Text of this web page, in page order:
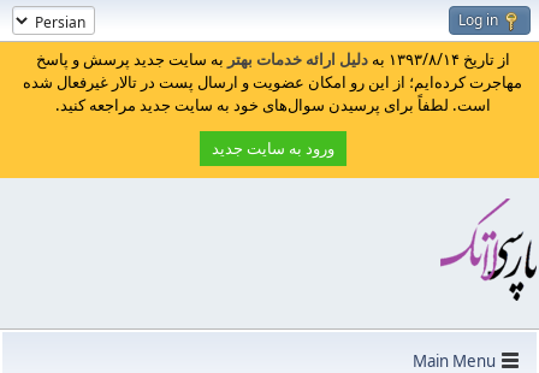
Log in
از تاریخ ۱۳۹۳/۸/۱۴ به دلیل ارائه خدمات بهتر به سایت جدید پرسش و پاسخ
مهاجرت کرده‌ایم؛ از این رو امکان عضویت و ارسال پست در تالار غیرفعال شده
است. لطفاً برای پرسیدن سوال‌های خود به سایت جدید مراجعه کنید.
ورود به سایت جدید
Main Menu